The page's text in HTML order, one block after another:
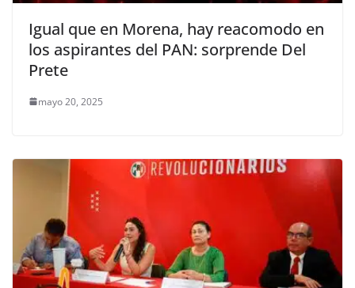
Igual que en Morena, hay reacomodo en
los aspirantes del PAN: sorprende Del
Prete
mayo 20, 2025